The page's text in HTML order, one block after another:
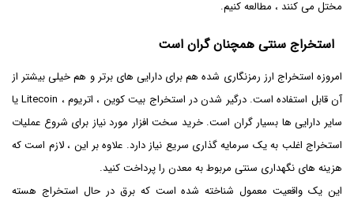
مختل می کنند ، مطالعه کنیم.
استخراج سنتی همچنان گران است
امروزه استخراج ارز رمزنگاری شده هم برای دارایی های برتر و هم خیلی بیشتر از
آن قابل استفاده است. درگیر شدن در استخراج بیت کوین ، اتریوم ، Litecoin یا
سایر دارایی ها بسیار گران است. خرید سخت افزار مورد نیاز برای شروع عملیات
استخراج اغلب به یک سرمایه گذاری سریع نیاز دارد. علاوه بر این ، لازم است که
هزینه های نگهداری سنتی مربوط به معدن را پرداخت کنید.
این یک واقعیت معمول شناخته شده است که برق در حال استخراج هسته